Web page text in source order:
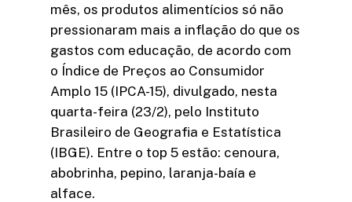
mês, os produtos alimentícios só não
pressionaram mais a inflação do que os
gastos com educação, de acordo com
o Índice de Preços ao Consumidor
Amplo 15 (IPCA-15), divulgado, nesta
quarta-feira (23/2), pelo Instituto
Brasileiro de Geografia e Estatística
(IBGE). Entre o top 5 estão: cenoura,
abobrinha, pepino, laranja-baía e
alface.